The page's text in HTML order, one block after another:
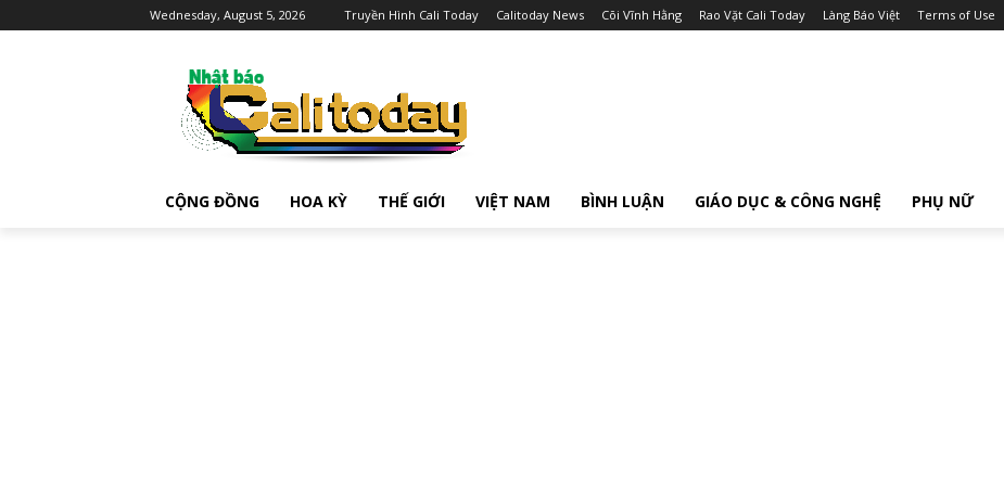
Wednesday, August 5, 2026 Truyền Hình Cali Today Calitoday News Cõi Vĩnh Hằng Rao Vặt Cali Today Làng Báo Việt Terms of Use
CỘNG ĐỒNG HOA KỲ THẾ GIỚI VIỆT NAM BÌNH LUẬN GIÁO DỤC & CÔNG NGHỆ PHỤ NỮ